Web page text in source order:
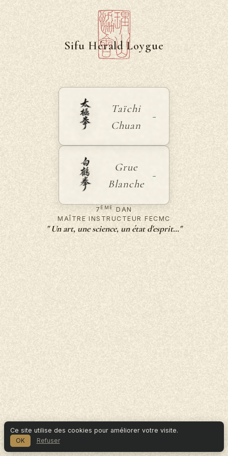
Taïji Gungfu — École
Sifu Hérald Loygue
Taïchi
Chuan
7 ÈME DAN
MAÎTRE INSTRUCTEUR FECMC
" Un art, une science, un état d'esprit…"
Grue
Blanche
Ce site utilise des cookies pour améliorer votre visite.
OK Refuser